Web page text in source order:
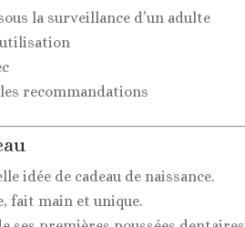
la surveillance d’un adulte
utilisation
recommandations
idée de cadeau de naissance.
fait main et unique.